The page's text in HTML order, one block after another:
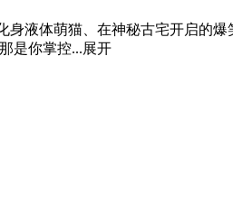
液体萌猫、在神秘古宅开启的
是你​​掌控...展开